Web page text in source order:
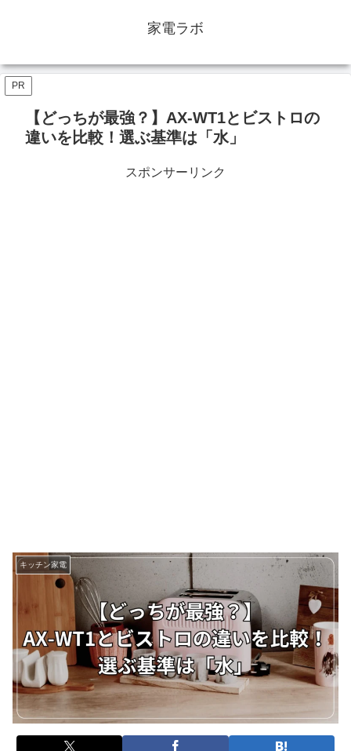
家電ラボ
PR
【どっちが最強？】AX-WT1とビストロの
違いを比較！選ぶ基準は「水」
スポンサーリンク
キッチン家電